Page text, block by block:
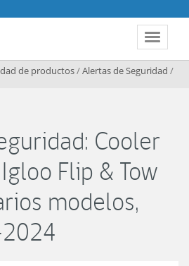
Toggle
de productos/Alertas de Seguridad /
Cooler
Flip & Tow
modelos,